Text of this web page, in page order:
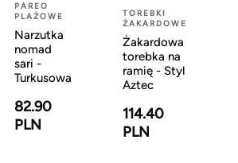
PAREO
PLAŻOWE
Narzutka
nomad
sari -
Turkusowa
82.90
PLN
TOREBKI
ŻAKARDOWE
Żakardowa
torebka na
ramię - Styl
Aztec
114.40
PLN